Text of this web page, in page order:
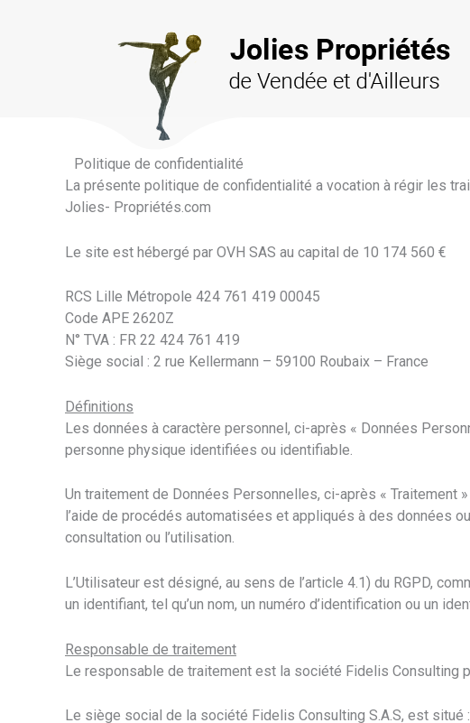
Politique de confidentialité
La présente politique de confidentialité a vocation à régir les
Jolies- Propriétés.com
Le site est hébergé par OVH SAS au capital de 10 174 560 €
RCS Lille Métropole 424 761 419 00045
Code APE 2620Z
N° TVA : FR 22 424 761 419
Siège social : 2 rue Kellermann – 59100 Roubaix – France
Définitions
Les données à caractère personnel, ci-après « Données
personne physique identifiées ou identifiable.
Un traitement de Données Personnelles, ci-après « Traitement
l’aide de procédés automatisées et appliqués à des données
consultation ou l’utilisation.
L’Utilisateur est désigné, au sens de l’article 4.1) du RGPD,
un identifiant, tel qu’un nom, un numéro d’identification ou un
Responsable de traitement
Le responsable de traitement est la société Fidelis Consulting
Le siège social de la société Fidelis Consulting S.A.S, est situé